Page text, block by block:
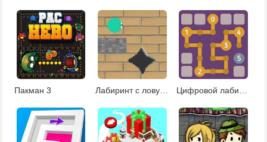
Пакман 3 Лабиринт с ловушками